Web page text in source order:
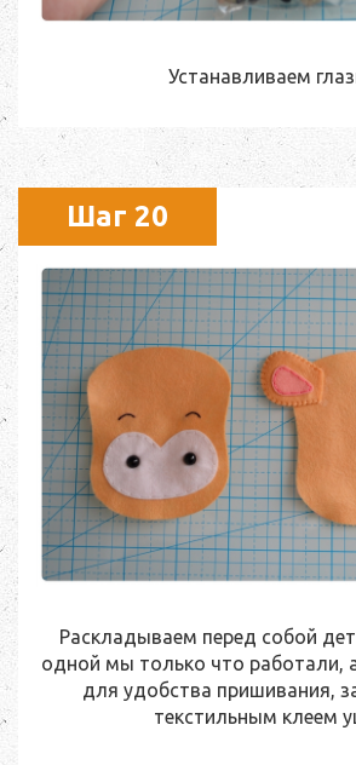
Устанавливаем
Шаг 20
Раскладываем перед собой
одной мы только что работали,
для удобства пришивания,
текстильным клеем